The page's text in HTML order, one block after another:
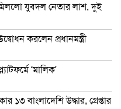
যুবদল নেতার লাশ, দুই
করলেন প্রধানমন্ত্রী
‘মালিক’
১৩ বাংলাদেশি উদ্ধার, গ্রেপ্তার